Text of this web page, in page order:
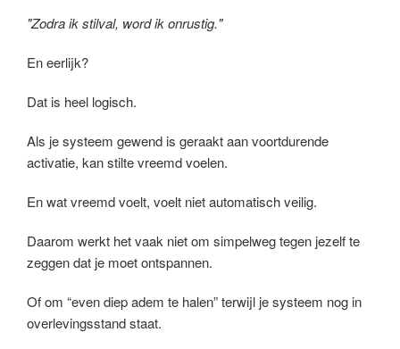
"Zodra ik stilval, word ik onrustig."
En eerlijk?
Dat is heel logisch.
Als je systeem gewend is geraakt aan voortdurende
activatie, kan stilte vreemd voelen.
En wat vreemd voelt, voelt niet automatisch veilig.
Daarom werkt het vaak niet om simpelweg tegen jezelf te
zeggen dat je moet ontspannen.
Of om “even diep adem te halen” terwijl je systeem nog in
overlevingsstand staat.